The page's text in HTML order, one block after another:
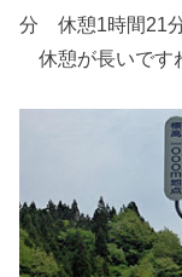
分 休憩1時間21
休憩が長いです